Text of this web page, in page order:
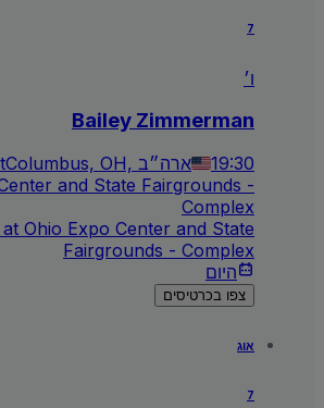
Bailey Zimmerman
19:30 Columbus, OH, ארה״ב
Center and State Fairgrounds -
Complex
at Ohio Expo Center and State
Fairgrounds - Complex
היום
צפו בכרטיסים
אוג